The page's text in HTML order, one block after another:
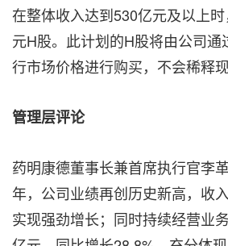
在整体收入达到530亿元及以上
元H股。此计划的H股将由公司通
行市场价格进行购买，不会稀释
管理层评论
药明康德董事长兼首席执行官李
年，公司业绩再创历史新高，收
实现强劲增长；同时持续经营业